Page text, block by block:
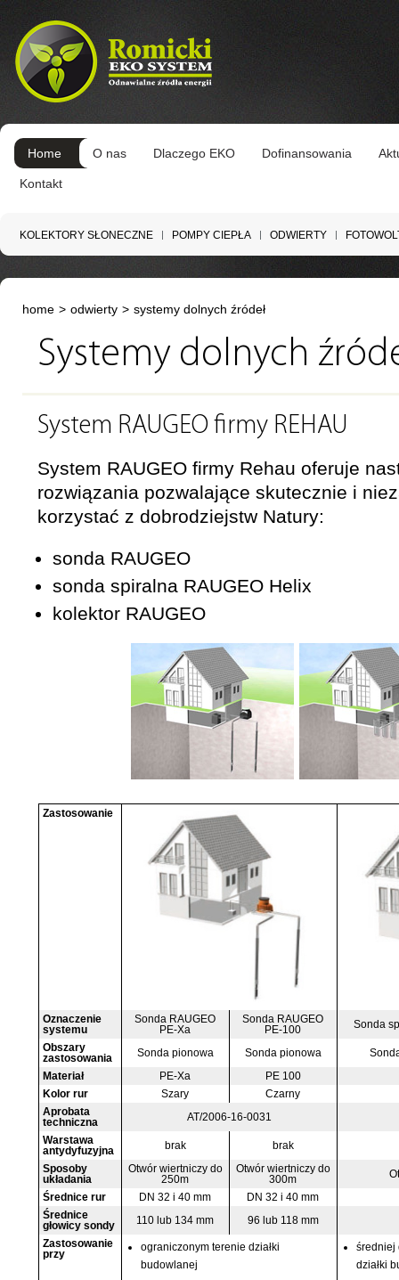
Home O nas Dlaczego EKO Dofinansowania
Kontakt
KOLEKTORY SŁONECZNE POMPY CIEPŁA ODWIERTY
home > odwierty > systemy dolnych źródeł
Systemy dolnych
System RAUGEO firmy REHAU
System RAUGEO firmy Rehau oferuje
rozwiązania pozwalające skutecznie i
korzystać z dobrodziejstw Natury:
sonda RAUGEO
sonda spiralna RAUGEO Helix
kolektor RAUGEO
Zastosowanie
Oznaczenie
systemu
Sonda RAUGEO
PE-Xa
Sonda RAUGEO
PE-100
Sonda
Obszary
zastosowania
Sonda pionowa Sonda pionowa
Materiał
PE-Xa
PE 100
Kolor rur
Szary
Czarny
Aprobata
techniczna
AT/2006-16-0031
Warstawa
antydyfuzyjna
brak
brak
Sposoby
układania
Otwór wiertniczy do
250m
Otwór wiertniczy do
300m
Średnice rur
DN 32 i 40 mm
DN 32 i 40 mm
Średnice
głowicy sondy
110 lub 134 mm
96 lub 118 mm
Zastosowanie
przy
ograniczonym terenie działki
budowlanej
średniej
działki